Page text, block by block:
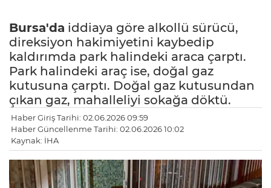
Bursa'da iddiaya göre alkollü sürücü,
direksiyon hakimiyetini kaybedip
kaldırımda park halindeki araca çarptı.
Park halindeki araç ise, doğal gaz
kutusuna çarptı. Doğal gaz kutusundan
çıkan gaz, mahalleliyi sokağa döktü.
Haber Giriş Tarihi: 02.06.2026 09:59
Haber Güncellenme Tarihi: 02.06.2026 10:02
Kaynak: İHA